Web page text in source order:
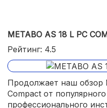
METABO AS 18 L PC
Рейтинг: 4.5
Продолжает наш обзор
Compact от
профессионального